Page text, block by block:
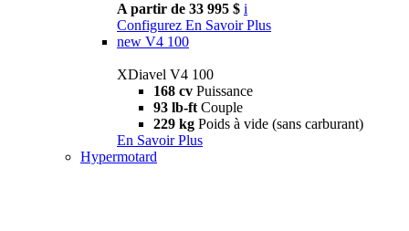
A partir de 33 995 $ i
Configurez En Savoir Plus
new V4 100
XDiavel V4 100
168 cv Puissance
93 lb-ft Couple
229 kg Poids à vide (sans carburant)
En Savoir Plus
Hypermotard